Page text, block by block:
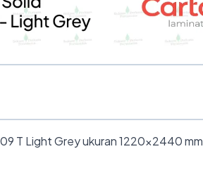
T Light Grey ukuran 1220×2440